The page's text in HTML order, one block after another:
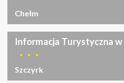
Chełm
Informacja Turystyczna w
Szczyrk